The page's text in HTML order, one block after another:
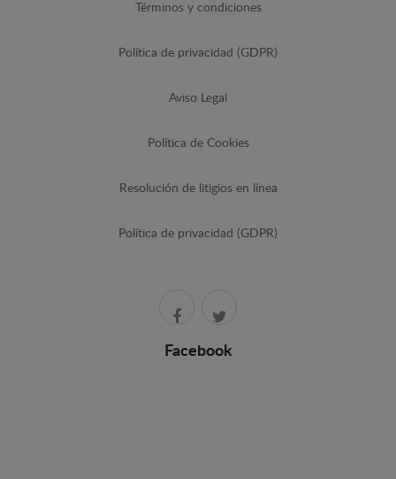
Términos y condiciones
Política de privacidad (GDPR)
Aviso Legal
Política de Cookies
Resolución de litigios en línea
Política de privacidad (GDPR)
Facebook